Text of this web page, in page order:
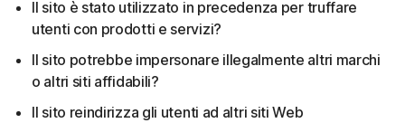
Il sito è stato utilizzato in precedenza per truffare
utenti con prodotti e servizi?
Il sito potrebbe impersonare illegalmente altri marchi
o altri siti affidabili?
Il sito reindirizza gli utenti ad altri siti Web